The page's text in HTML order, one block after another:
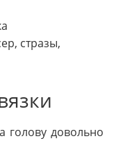
стразы,
голову довольно